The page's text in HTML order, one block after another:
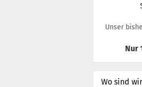
Unser
Nur
Wo sind